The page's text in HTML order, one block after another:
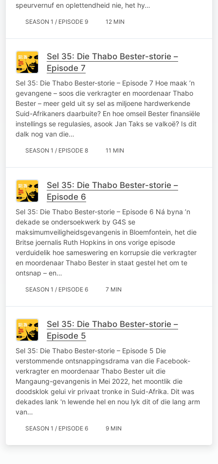
speurvernuf en oplettendheid nie, het hy…
SEASON 1 / EPISODE 9 12 MIN
Sel 35: Die Thabo Bester-storie –
Episode 7
Sel 35: Die Thabo Bester-storie – Episode 7 Hoe maak ’n
gevangene – soos die verkragter en moordenaar Thabo
Bester – meer geld uit sy sel as miljoene hardwerkende
Suid-Afrikaners daarbuite? En hoe omseil Bester finansiële
instellings se regulasies, asook Jan Taks se valkoë? Is dit
dalk nog van die…
SEASON 1 / EPISODE 8 11 MIN
Sel 35: Die Thabo Bester-storie –
Episode 6
Sel 35: Die Thabo Bester-storie – Episode 6 Ná byna ’n
dekade se ondersoekwerk by G4S se
maksimumveiligheidsgevangenis in Bloemfontein, het die
Britse joernalis Ruth Hopkins in ons vorige episode
verduidelik hoe sameswering en korrupsie die verkragter
en moordenaar Thabo Bester in staat gestel het om te
ontsnap – en…
SEASON 1 / EPISODE 6 7 MIN
Sel 35: Die Thabo Bester-storie –
Episode 5
Sel 35: Die Thabo Bester-storie – Episode 5 Die
verstommende ontsnappingsdrama van die Facebook-
verkragter en moordenaar Thabo Bester uit die
Mangaung-gevangenis in Mei 2022, het moontlik die
doodsklok gelui vir privaat tronke in Suid-Afrika. Dit was
dekades lank 'n lewende hel en nou lyk dit of die lang arm
van…
SEASON 1 / EPISODE 6 9 MIN